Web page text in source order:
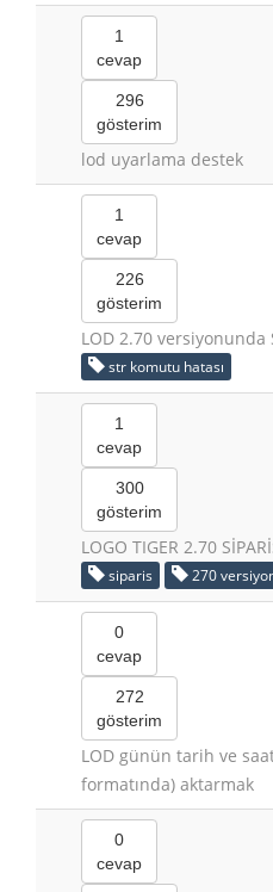
1
cevap
296
gösterim
lod uyarlama destek
1
cevap
226
gösterim
LOD 2.70 versiyonunda
str komutu hatası
1
cevap
300
gösterim
LOGO TIGER 2.70
siparis 270
0
cevap
272
gösterim
LOD günün tarih ve
formatında) aktarmak
0
cevap